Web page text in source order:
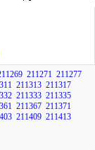
211271 211277
211313 211317
211333 211335
211367 211371
211409 211413